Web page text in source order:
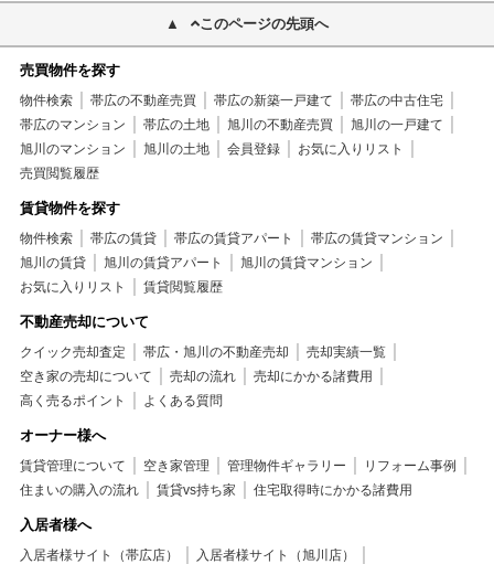
このページの先頭へ
売買物件を探す
物件検索 帯広の不動産売買 帯広の新築一戸建て
帯広の中古住宅
帯広のマンション
帯広の土地 旭川の不動産売買
旭川の一戸建て
旭川のマンション
旭川の土地 会員登録
お気に入りリスト
売買閲覧履歴
賃貸物件を探す
物件検索 帯広の賃貸 帯広の賃貸アパート
帯広の賃貸マンション
旭川の賃貸
旭川の賃貸アパート
旭川の賃貸マンション
お気に入りリスト
賃貸閲覧履歴
不動産売却について
クイック売却査定 帯広・旭川の不動産売却
売却実績一覧
空き家の売却について
売却の流れ
売却にかかる諸費用
高く売るポイント
よくある質問
オーナー様へ
賃貸管理について 空き家管理 管理物件ギャラリー
リフォーム事例
住まいの購入の流れ
賃貸vs持ち家 住宅取得時にかかる諸費用
入居者様へ
入居者様サイト（帯広店）
入居者様サイト（旭川店）